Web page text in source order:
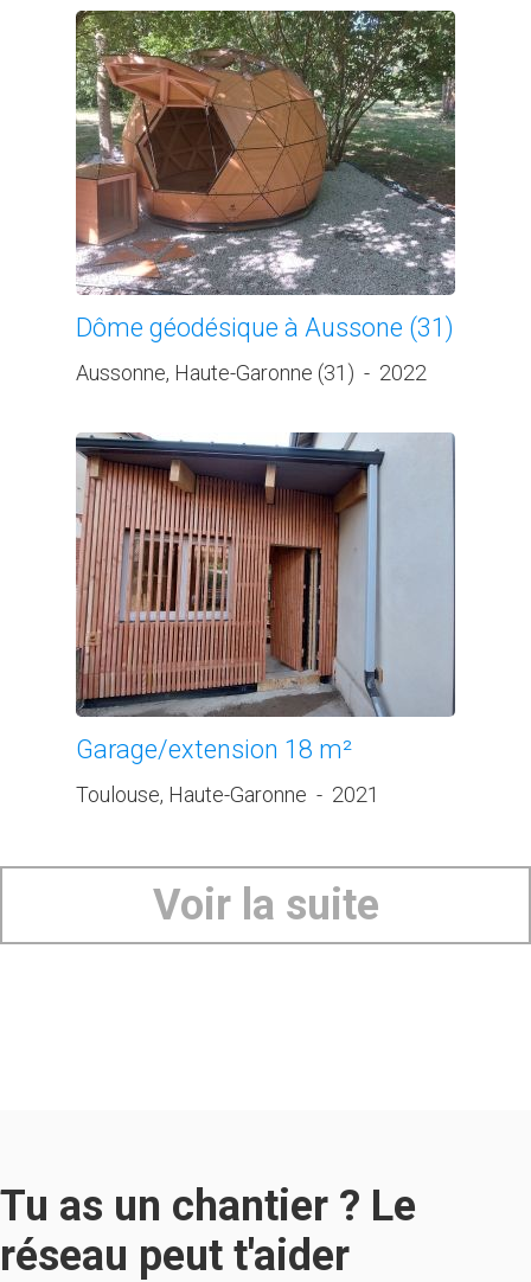
Dôme géodésique à Aussone (31)
Aussonne, Haute-Garonne (31) - 2022
Garage/extension 18 m²
Toulouse, Haute-Garonne - 2021
Voir la suite
Tu as un chantier ? Le
réseau peut t'aider